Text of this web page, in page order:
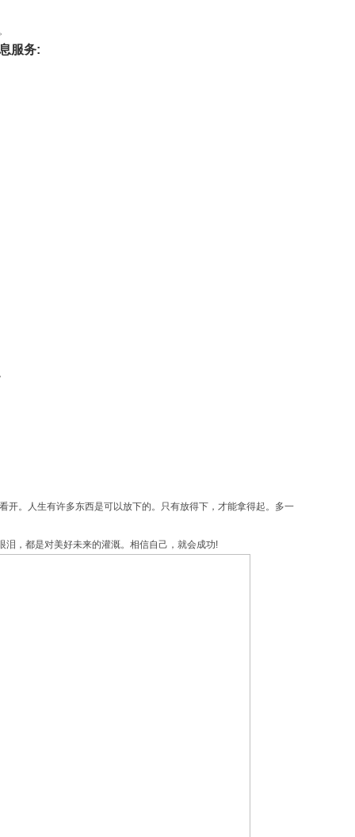
服务:
开。人生有许多东西是可以放下的。只有放得下，才能拿得起。多一
，都是对美好未来的灌溉。相信自己，就会成功!